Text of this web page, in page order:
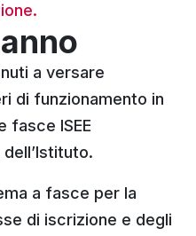
a versare
di funzionamento in
fasce ISEE
a fasce per la
di iscrizione e degli